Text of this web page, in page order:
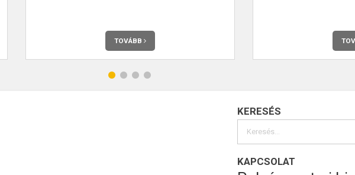
TOVÁBB
KERESÉS
KAPCSOLAT